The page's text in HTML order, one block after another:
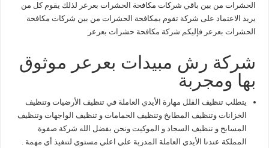
الحشرات من بين باقي شركات مكافحة الحشرات بعرعر لذلك يقوم كل من
يريد الاعتماد على شركة تقوم بمكافحة الحشرات من بين شركات مكافحة
الحشرات بعرعر فإليكم شركة مكافحة حشرات بعرعر
شركة رش مبيدات بعرعر موثوق
بها ومجربة
يتطلب تنظيف الفلل مهارة الأيدي العاملة في تنظيف الأرضيات وتنظيف
الخزانات وتنظيف المطابخ وتنظيف الحمامات و تنظيف الواجهات وتنظيف
المسابح و تنظيف السجاد و الموكيت ونحن بفضل الله شركة صفوة
المملكة عندنا الأيدي العاملة المدربة علي اعلي مستوي لتنفيذ أي مهمة .